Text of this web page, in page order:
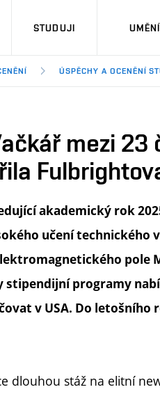
STUDUJI
ÚSPĚCHY A OCENĚNÍ
mezi 23
akademický rok
učení technického
pole
programy
v USA. Do letošního
dlouhou stáž na elitní